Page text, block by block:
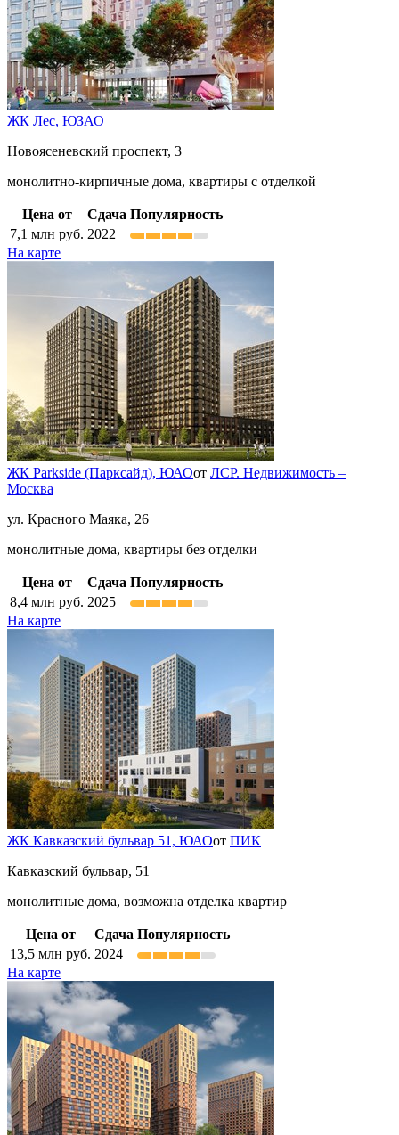
ЖК Лес, ЮЗАО
Новоясеневский проспект, 3
монолитно-кирпичные дома, квартиры с отделкой
Цена от Сдача Популярность
7,1 млн руб. 2022
На карте
ЖК Parkside (Парксайд), ЮАОот ЛСР. Недвижимость –
Москва
ул. Красного Маяка, 26
монолитные дома, квартиры без отделки
Цена от Сдача Популярность
8,4 млн руб. 2025
На карте
ЖК Кавказский бульвар 51, ЮАОот ПИК
Кавказский бульвар, 51
монолитные дома, возможна отделка квартир
Цена от Сдача Популярность
13,5 млн руб. 2024
На карте